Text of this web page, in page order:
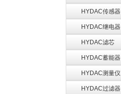
HYDAC传感器
HYDAC继电器
HYDAC滤芯
HYDAC蓄能器
HYDAC测量仪
HYDAC过滤器